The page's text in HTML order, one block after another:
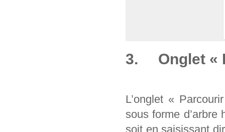
3. Onglet «
L’onglet «
sous forme d’arbre
soit en saisissant